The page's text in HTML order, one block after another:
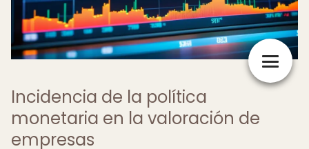
Incidencia de la política
monetaria en la valoración de
empresas